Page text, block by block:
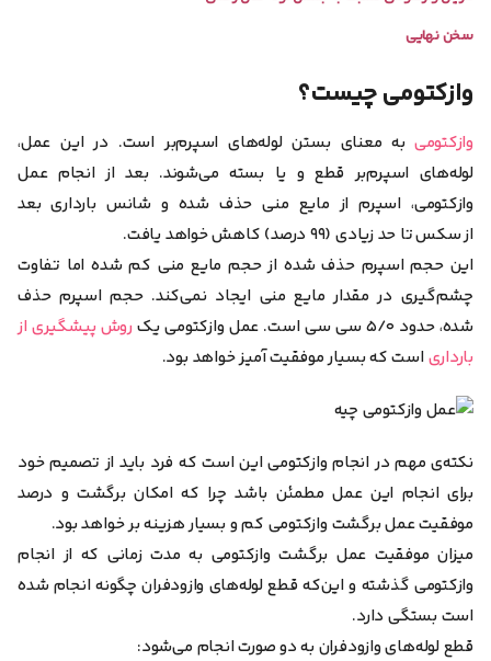
سخن نهایی
وازکتومی چیست؟
وازکتومی به معنای بستن لوله‌های اسپرم‌بر است. در این عمل،
لوله‌های اسپرم‌بر قطع و یا بسته می‌شوند. بعد از انجام عمل
وازکتومی، اسپرم از مایع منی حذف شده و شانس بارداری بعد
از سکس تا حد زیادی (۹۹ درصد) کاهش خواهد یافت.
این حجم اسپرم حذف شده از حجم مایع منی کم شده اما تفاوت
چشم‌گیری در مقدار مایع منی ایجاد نمی‌کند. حجم اسپرم حذف
شده، حدود ۵/۰ سی سی است. عمل وازکتومی یک
روش پیشگیری از
بارداریاست که بسیار موفقیت آمیز خواهد بود.
نکته‎‌‌ی مهم در انجام وازکتومی این است که فرد باید از تصمیم خود
برای انجام این عمل مطمئن باشد چرا که امکان برگشت و درصد
موفقیت عمل برگشت وازکتومی کم و بسیار هزینه بر خواهد بود.
میزان موفقیت عمل برگشت وازکتومی به مدت زمانی که از انجام
وازکتومی گذشته و این‌که قطع لوله‌های وازودفران چگونه انجام شده
است بستگی دارد.
قطع لوله‌های وازودفران به دو صورت انجام می‌شود: